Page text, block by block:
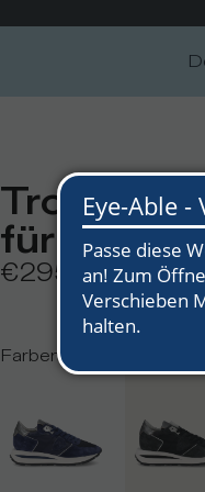
Tropez
für
€295
Farben